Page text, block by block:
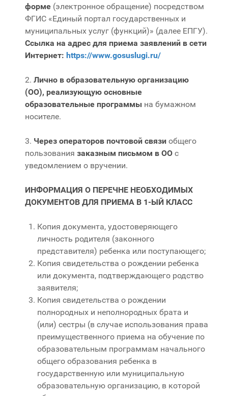
форме (электронное обращение) посредством
ФГИС «Единый портал государственных и
муниципальных услуг (функций)» (далее ЕПГУ).
Ссылка на адрес для приема заявлений в сети
Интернет: https://www.gosuslugi.ru/
2. Лично в образовательную организацию
(ОО), реализующую основные
образовательные программы на бумажном
носителе.
3. Через операторов почтовой связи общего
пользования заказным письмом в ОО с
уведомлением о вручении.
ИНФОРМАЦИЯ О ПЕРЕЧНЕ НЕОБХОДИМЫХ
ДОКУМЕНТОВ ДЛЯ ПРИЕМА В 1-ЫЙ КЛАСС
Копия документа, удостоверяющего
личность родителя (законного
представителя) ребенка или поступающего;
Копия свидетельства о рождении ребенка
или документа, подтверждающего родство
заявителя;
Копия свидетельства о рождении
полнородных и неполнородных брата и
(или) сестры (в случае использования права
преимущественного приема на обучение по
образовательным программам начального
общего образования ребенка в
государственную или муниципальную
образовательную организацию, в которой